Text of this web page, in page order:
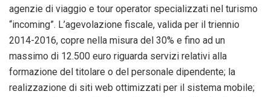
agenzie di viaggio e tour operator specializzati nel turismo
“incoming”. L’agevolazione fiscale, valida per il triennio
2014-2016, copre nella misura del 30% e fino ad un
massimo di 12.500 euro riguarda servizi relativi alla
formazione del titolare o del personale dipendente; la
realizzazione di siti web ottimizzati per il sistema mobile;